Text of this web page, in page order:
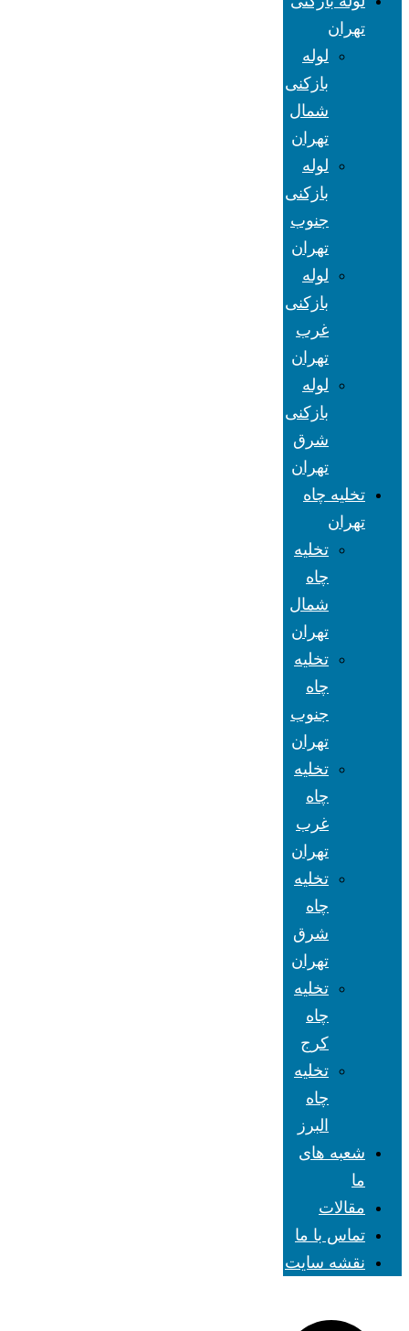
تهران
لوله
بازکنی
شمال
تهران
لوله
بازکنی
جنوب
تهران
لوله
بازکنی
غرب
تهران
لوله
بازکنی
شرق
تهران
تخلیه چاه
تهران
تخلیه
چاه
شمال
تهران
تخلیه
چاه
جنوب
تهران
تخلیه
چاه
غرب
تهران
تخلیه
چاه
شرق
تهران
تخلیه
چاه
کرج
تخلیه
چاه
البرز
شعبه های
ما
مقالات
تماس با ما
نقشه سایت